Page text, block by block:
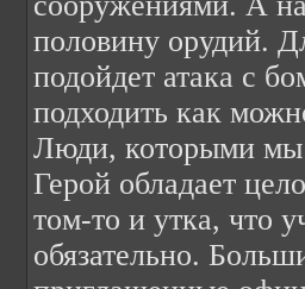
половину орудий.
подойдет атака с
подходить как
Люди, которыми мы
Герой обладает
том-то и утка, что
обязательно.